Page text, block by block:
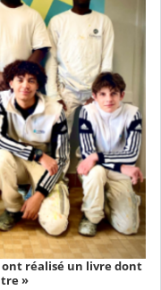
ont réalisé un livre dont
»